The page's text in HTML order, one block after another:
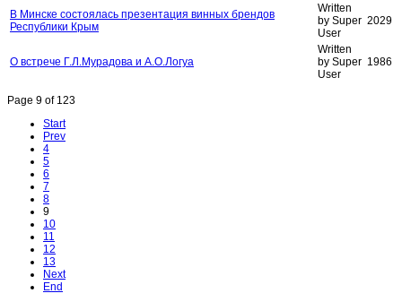
В Минске состоялась презентация винных брендов
Республики Крым
Written
by Super
User
2029
О встрече Г.Л.Мурадова и А.О.Логуа
Written
by Super
User
1986
Page 9 of 123
Start
Prev
4
5
6
7
8
9
10
11
12
13
Next
End